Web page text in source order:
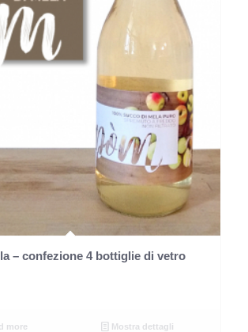
– confezione 4 bottiglie di vetro
more Mostra dettagli